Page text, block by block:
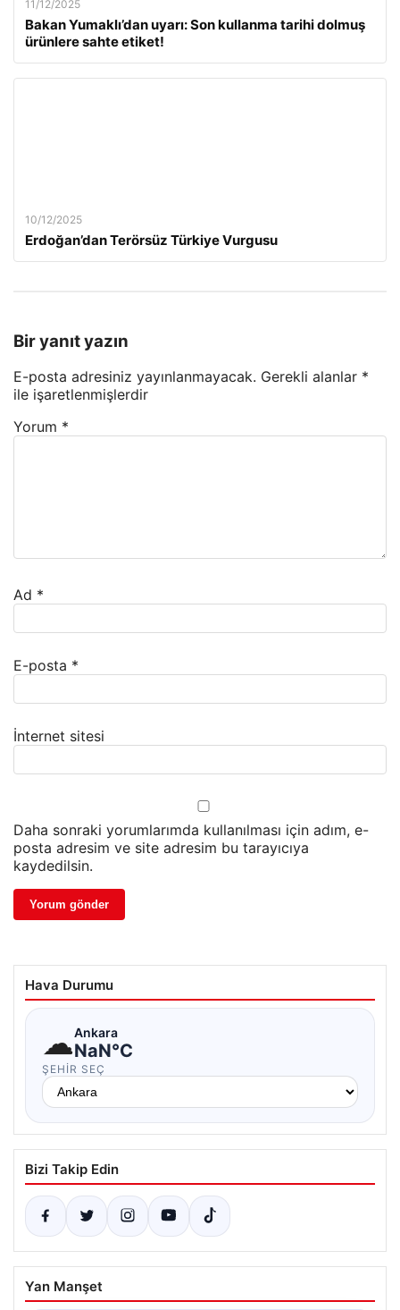
11/12/2025
Bakan Yumaklı’dan uyarı: Son kullanma tarihi dolmuş
ürünlere sahte etiket!
10/12/2025
Erdoğan’dan Terörsüz Türkiye Vurgusu
Bir yanıt yazın
E-posta adresiniz yayınlanmayacak. Gerekli alanlar *
ile işaretlenmişlerdir
Yorum *
Ad *
E-posta *
İnternet sitesi
Daha sonraki yorumlarımda kullanılması için adım, e-
posta adresim ve site adresim bu tarayıcıya
kaydedilsin.
Hava Durumu
☁Ankara
NaN°C
ŞEHIR SEÇ
Bizi Takip Edin
Yan Manşet